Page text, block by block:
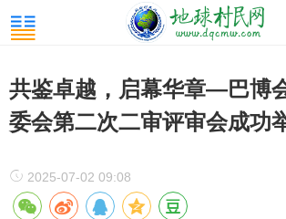
共鉴卓越，启幕华章—巴博
委会第二次二审评审会成功
2025-07-02 09:08